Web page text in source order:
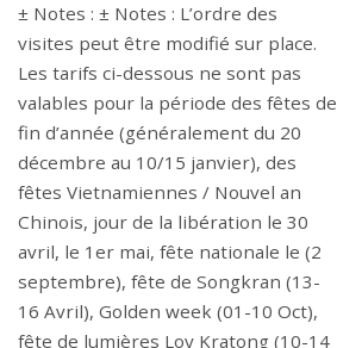
± Notes : ± Notes : L’ordre des
visites peut être modifié sur place.
Les tarifs ci-dessous ne sont pas
valables pour la période des fêtes de
fin d’année (généralement du 20
décembre au 10/15 janvier), des
fêtes Vietnamiennes / Nouvel an
Chinois, jour de la libération le 30
avril, le 1er mai, fête nationale le (2
septembre), fête de Songkran (13-
16 Avril), Golden week (01-10 Oct),
fête de lumières Loy Kratong (10-14